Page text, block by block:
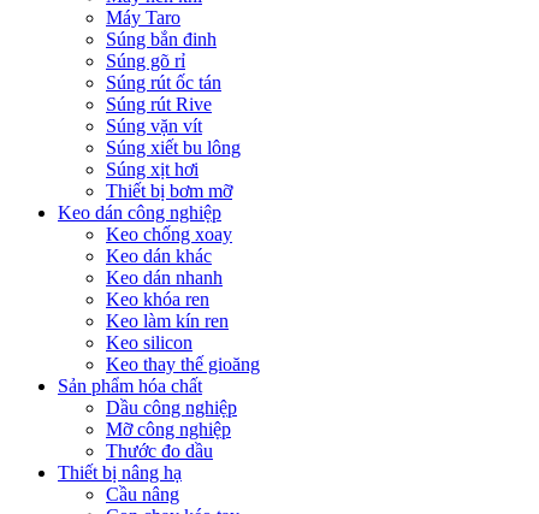
Máy Taro
Súng bắn đinh
Súng gõ rỉ
Súng rút ốc tán
Súng rút Rive
Súng vặn vít
Súng xiết bu lông
Súng xịt hơi
Thiết bị bơm mỡ
Keo dán công nghiệp
Keo chống xoay
Keo dán khác
Keo dán nhanh
Keo khóa ren
Keo làm kín ren
Keo silicon
Keo thay thế gioăng
Sản phẩm hóa chất
Dầu công nghiệp
Mỡ công nghiệp
Thước đo dầu
Thiết bị nâng hạ
Cầu nâng